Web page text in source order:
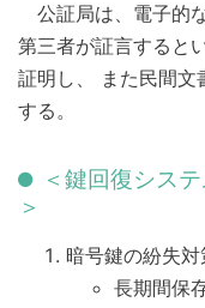
公証局は、電子的
第三者が証言すると
証明し、 また民間文
する。
＜鍵回復シス
＞
暗号鍵の紛失
長期間保